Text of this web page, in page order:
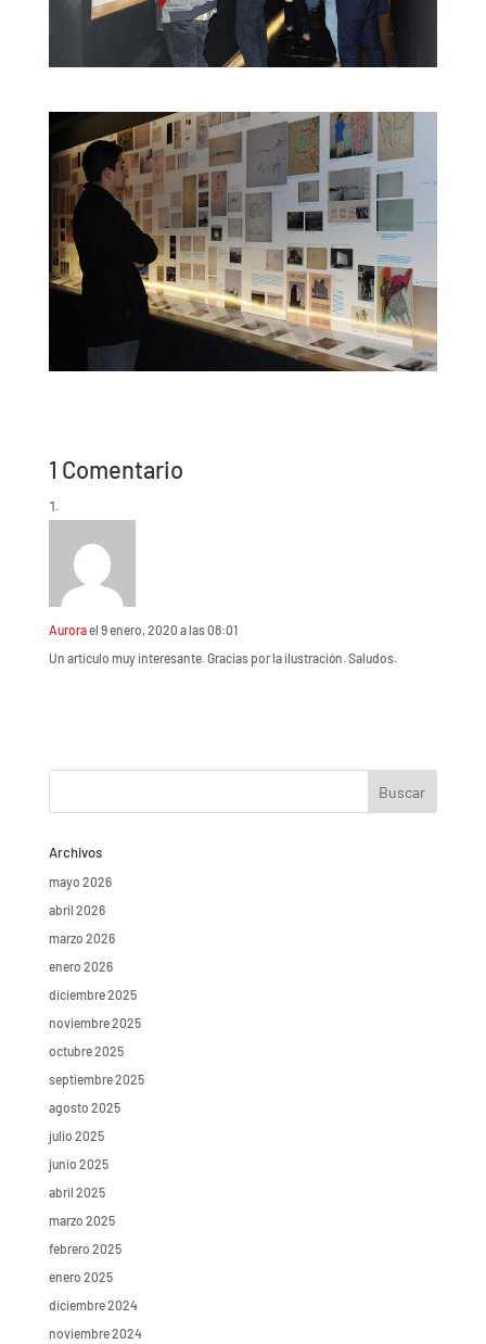
1 Comentario
Aurorael 9 enero, 2020 a las 08:01
Un articulo muy interesante. Gracias por la ilustración. Saludos.
Archivos
mayo 2026
abril 2026
marzo 2026
enero 2026
diciembre 2025
noviembre 2025
octubre 2025
septiembre 2025
agosto 2025
julio 2025
junio 2025
abril 2025
marzo 2025
febrero 2025
enero 2025
diciembre 2024
noviembre 2024